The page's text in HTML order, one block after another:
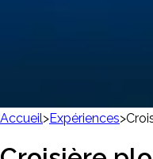
Accueil>Expériences>